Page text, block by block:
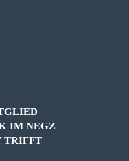
IM NEGZ
TRIFFT